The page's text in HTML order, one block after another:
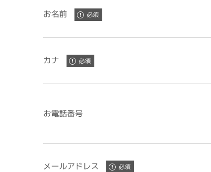
お名前
カナ
お電話番号
メールアドレス